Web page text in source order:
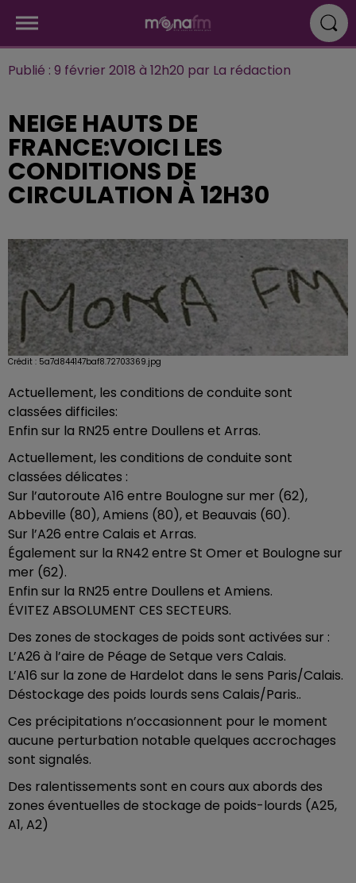
Publié : 9 février 2018 à 12h20 par La rédaction
NEIGE HAUTS DE
FRANCE:VOICI LES
CONDITIONS DE
CIRCULATION À 12H30
Crédit : 5a7d844147baf8.72703369.jpg
Actuellement, les conditions de conduite sont
classées difficiles:
Enfin sur la RN25 entre Doullens et Arras.
Actuellement, les conditions de conduite sont
classées délicates :
Sur l’autoroute A16 entre Boulogne sur mer (62),
Abbeville (80), Amiens (80), et Beauvais (60).
Sur l’A26 entre Calais et Arras.
Également sur la RN42 entre St Omer et Boulogne sur
mer (62).
Enfin sur la RN25 entre Doullens et Amiens.
ÉVITEZ ABSOLUMENT CES SECTEURS.
Des zones de stockages de poids sont activées sur :
L’A26 à l’aire de Péage de Setque vers Calais.
L’A16 sur la zone de Hardelot dans le sens Paris/Calais.
Déstockage des poids lourds sens Calais/Paris..
Ces précipitations n’occasionnent pour le moment
aucune perturbation notable quelques accrochages
sont signalés.
Des ralentissements sont en cours aux abords des
zones éventuelles de stockage de poids-lourds (A25,
A1, A2)